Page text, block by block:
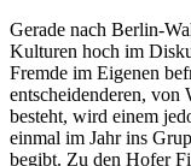
Gerade nach Berlin-
Kulturen hoch im
Fremde im Eigenen
entscheidenderen, von
besteht, wird einem
einmal im Jahr ins
begibt. Zu den Hofer